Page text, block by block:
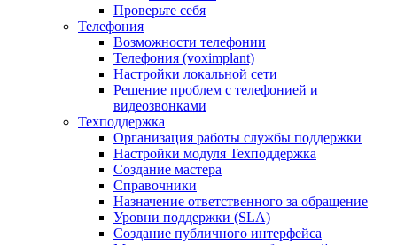
Проверьте себя
Телефония
Возможности телефонии
Телефония (voximplant)
Настройки локальной сети
Решение проблем с телефонией и
видеозвонками
Техподдержка
Организация работы службы поддержки
Настройки модуля Техподдержка
Создание мастера
Справочники
Назначение ответственного за обращение
Уровни поддержки (SLA)
Создание публичного интерфейса